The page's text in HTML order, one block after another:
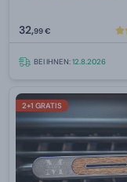
32,99 €
BEI IHNEN:12.8.2026
2+1 GRATIS